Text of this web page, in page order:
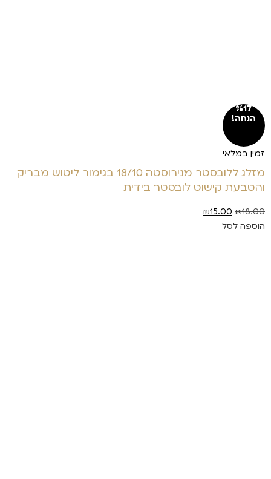
%17
הנחה!
זמין במלאי
מזלג ללובסטר מנירוסטה 18/10 בגימור ליטוש מבריק
והטבעת קישוט לובסטר בידית
₪18.00
₪15.00
הוספה לסל